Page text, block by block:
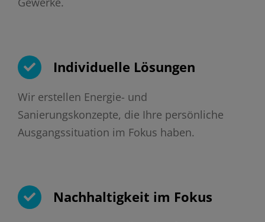
Individuelle Lösungen
Wir erstellen Energie- und
Sanierungskonzepte, die Ihre persönliche
Ausgangssituation im Fokus haben.
Nachhaltigkeit im Fokus